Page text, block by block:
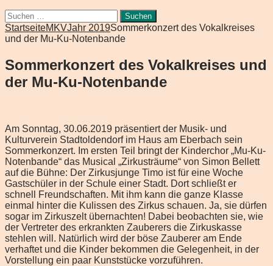
Suchen
nach:
StartseiteMKVJahr 2019Sommerkonzert des Vokalkreises
und der Mu-Ku-Notenbande
Sommerkonzert des Vokalkreises und
der Mu-Ku-Notenbande
Am Sonntag, 30.06.2019 präsentiert der Musik- und
Kulturverein Stadtoldendorf im Haus am Eberbach sein
Sommerkonzert. Im ersten Teil bringt der Kinderchor „Mu-Ku-
Notenbande“ das Musical „Zirkusträume“ von Simon Bellett
auf die Bühne: Der Zirkusjunge Timo ist für eine Woche
Gastschüler in der Schule einer Stadt. Dort schließt er
schnell Freundschaften. Mit ihm kann die ganze Klasse
einmal hinter die Kulissen des Zirkus schauen. Ja, sie dürfen
sogar im Zirkuszelt übernachten! Dabei beobachten sie, wie
der Vertreter des erkrankten Zauberers die Zirkuskasse
stehlen will. Natürlich wird der böse Zauberer am Ende
verhaftet und die Kinder bekommen die Gelegenheit, in der
Vorstellung ein paar Kunststücke vorzuführen.